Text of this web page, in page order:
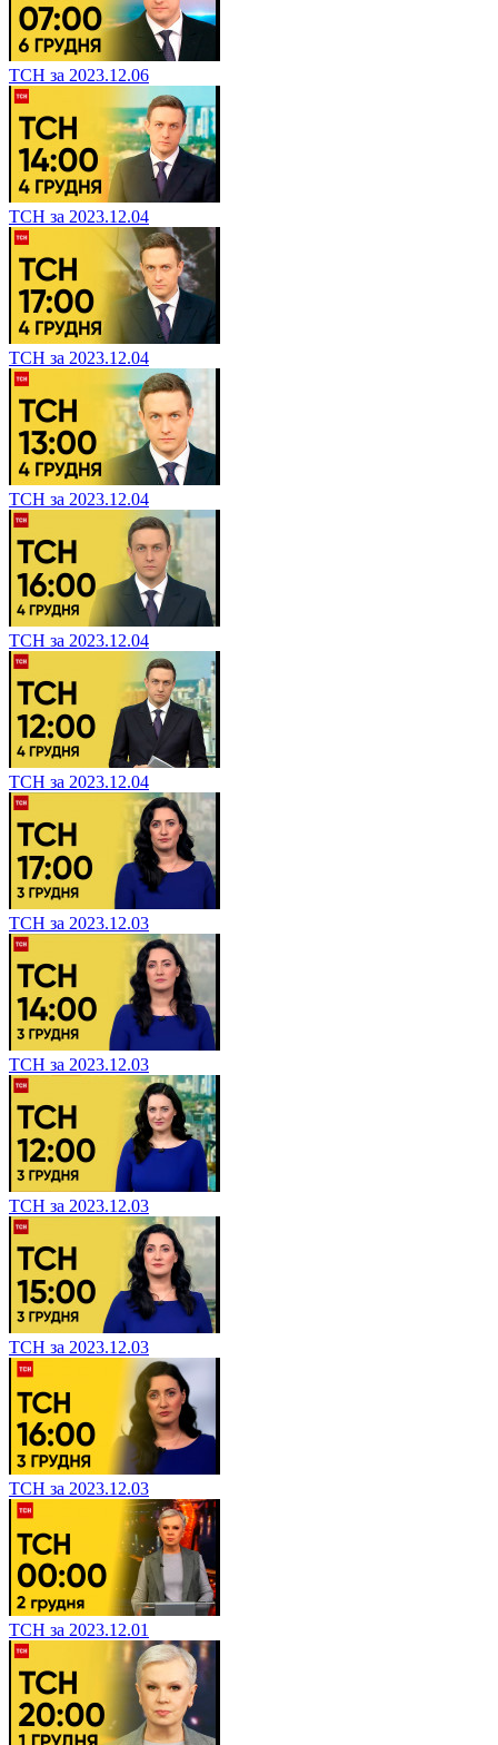
ТСН за 2023.12.06
ТСН за 2023.12.04
ТСН за 2023.12.04
ТСН за 2023.12.04
ТСН за 2023.12.04
ТСН за 2023.12.04
ТСН за 2023.12.03
ТСН за 2023.12.03
ТСН за 2023.12.03
ТСН за 2023.12.03
ТСН за 2023.12.03
ТСН за 2023.12.01